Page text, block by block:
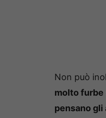
Non può
molto furbe
pensano gli